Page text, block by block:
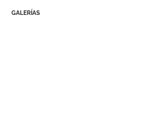
GALERÍAS